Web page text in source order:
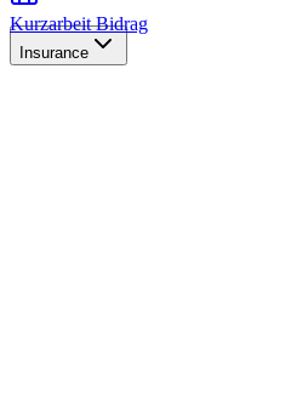
Kurzarbeit Bidrag
Insurance